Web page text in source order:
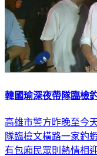
韓國瑜深夜帶隊臨檢
高雄市警方昨晚至今
隊臨檢文橫路一家釣
有包廂民眾則熱情相